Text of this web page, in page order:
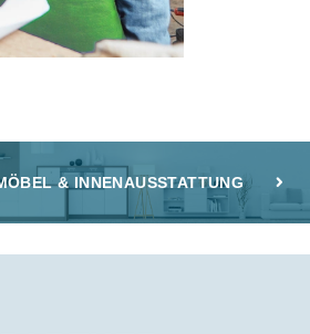
& INNENAUSSTATTUNG